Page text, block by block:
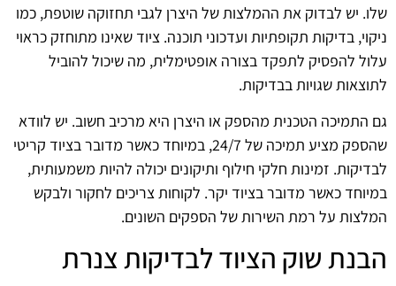
שלו. יש לבדוק את ההמלצות של היצרן לגבי תחזוקה שוטפת, כמו
ניקוי, בדיקות תקופתיות ועדכוני תוכנה. ציוד שאינו מתוחזק כראוי
עלול להפסיק לתפקד בצורה אופטימלית, מה שיכול להוביל
לתוצאות שגויות בבדיקות.
גם התמיכה הטכנית מהספק או היצרן היא מרכיב חשוב. יש לוודא
שהספק מציע תמיכה של 24/7, במיוחד כאשר מדובר בציוד קריטי
לבדיקות. זמינות חלקי חילוף ותיקונים יכולה להיות משמעותית,
במיוחד כאשר מדובר בציוד יקר. לקוחות צריכים לחקור ולבקש
המלצות על רמת השירות של הספקים השונים.
הבנת שוק הציוד לבדיקות צנרת